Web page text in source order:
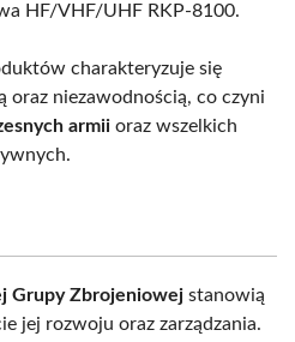
HF/VHF/UHF RKP-8100.
charakteryzuje się
oraz niezawodnością, co czyni
armii oraz wszelkich
Grupy Zbrojeniowej stanowią
jej rozwoju oraz zarządzania.